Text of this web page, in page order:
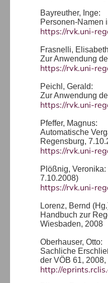
Bayreuther, Inge:
Personen-
https://rvk.uni-
Frasnelli,
Zur Anwendung
https://rvk.uni-
Peichl, Gerald:
Zur Anwendung
https://rvk.uni-
Pfeffer, Magnus:
Automatische
Regensburg,
https://rvk.uni-
Plößnig,
7.10.2008)
https://rvk.uni-
Lorenz, Bernd
Handbuch zur
Wiesbaden, 2008
Oberhauser, Otto:
Sachliche
der VÖB 61,
http://